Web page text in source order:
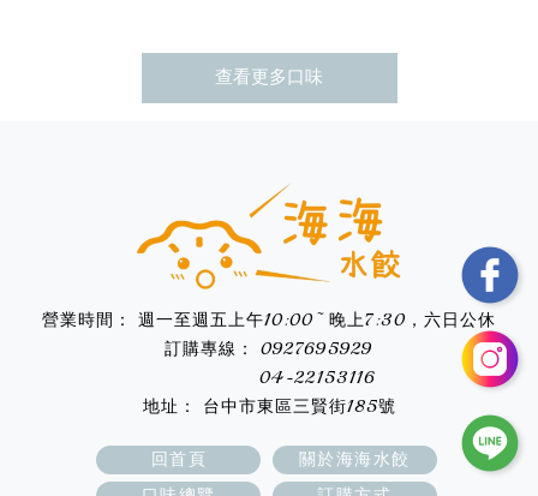
04-22153116
0927695929
台中市東區三賢街185號
週一至週五上午10:00~ 晚上7:30，六日公休
回首頁
關於海海水餃